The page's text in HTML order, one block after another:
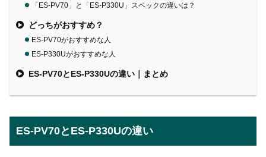
「ES-PV70」と「ES-P330U」スペックの違いは？
どっちがおすすめ？
ES-PV70がおすすめな人
ES-P330Uがおすすめな人
ES-PV70とES-P330Uの違い｜まとめ
ES-PV70とES-P330Uの違い